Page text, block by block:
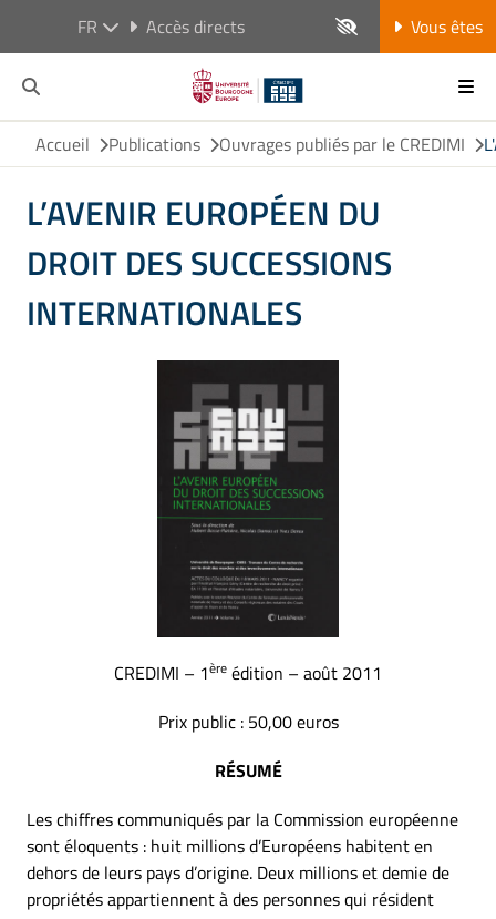
FR Accès directs Vous êtes
Accueil Publications Ouvrages publiés par le CREDIMI
L’AVENIR EUROPÉEN DU
DROIT DES SUCCESSIONS
INTERNATIONALES
CREDIMI – 1ère édition – août 2011
Prix public : 50,00 euros
RÉSUMÉ
Les chiffres communiqués par la Commission européenne
sont éloquents : huit millions d’Européens habitent en
dehors de leurs pays d’origine. Deux millions et demie de
propriétés appartiennent à des personnes qui résident